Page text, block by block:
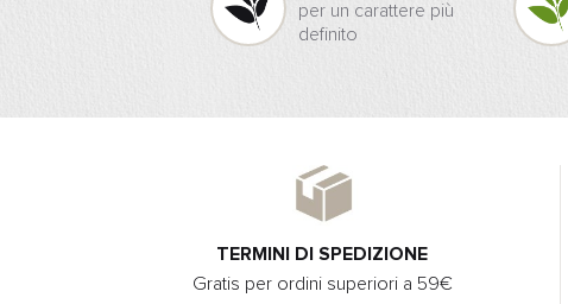
per un carattere più
definito
TERMINI DI SPEDIZIONE
Gratis per ordini superiori a 59€